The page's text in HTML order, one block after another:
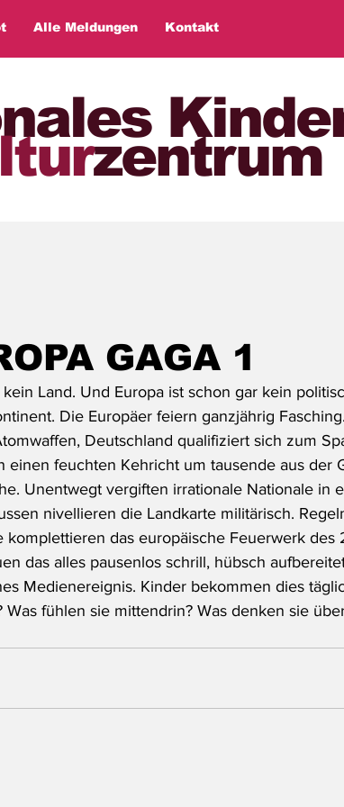
Alle Meldungen Kontakt
zentrum
GAGA 1
kein Land. Und Europa ist schon gar kein
Die Europäer feiern ganzjährig
Deutschland qualifiziert sich zum
einen feuchten Kehricht um tausende aus der
Unentwegt vergiften irrationale Nationale in
nivellieren die Landkarte militärisch.
komplettieren das europäische Feuerwerk des
das alles pausenlos schrill, hübsch
Medienereignis. Kinder bekommen dies
Was fühlen sie mittendrin? Was denken sie